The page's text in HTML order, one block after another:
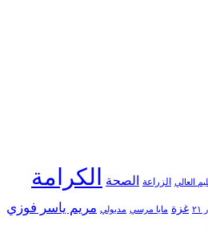
العالي الزراعة الصحة
الكرامة
غزة مايا مرسي مدبولي مريم ياسر فوزي